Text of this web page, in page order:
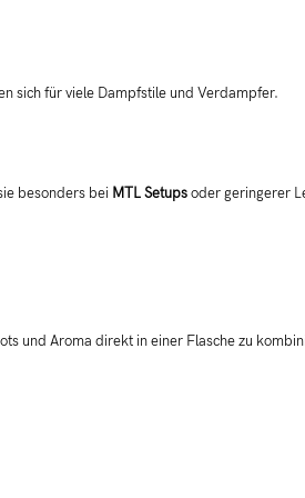
sich für viele Dampfstile und Verdampfer.
besonders bei MTL Setupsoder geringerer
und Aroma direkt in einer Flasche zu